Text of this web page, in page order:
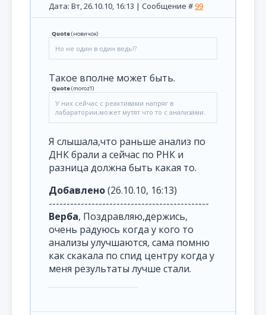
Дата: Вт, 26.10.10, 16:13 | Сообщение #99
Quote(новичок)
Но не один в один ведь!?
Такое вполне может быть.
Quote(moroz1)
У них сейчас с реактивами напряг в
лабаратории,может мутят что то с анализами.
Я слышала,что раньше анализ по
ДНК брали а сейчас по РНК и
разница должна быть какая то.
Добавлено(26.10.10, 16:13)
---------------------------------------------
Верба, Поздравляю,держись,
очень радуюсь когда у кого то
анализы улучшаются, сама помню
как скакала по спид центру когда у
меня результаты лучше стали.